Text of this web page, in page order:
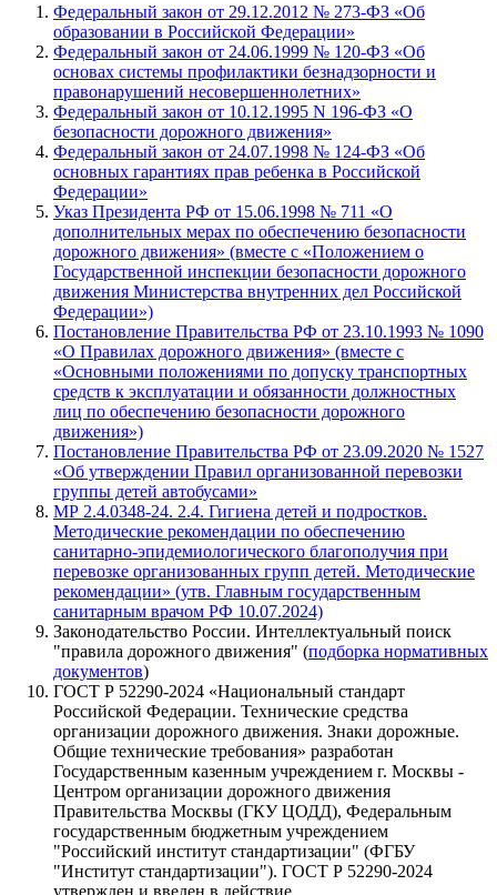
Федеральный закон от 29.12.2012 № 273-ФЗ «Об
образовании в Российской Федерации»
Федеральный закон от 24.06.1999 № 120-ФЗ «Об
основах системы профилактики безнадзорности и
правонарушений несовершеннолетних»
Федеральный закон от 10.12.1995 N 196-ФЗ «О
безопасности дорожного движения»
Федеральный закон от 24.07.1998 № 124-ФЗ «Об
основных гарантиях прав ребенка в Российской
Федерации»
Указ Президента РФ от 15.06.1998 № 711 «О
дополнительных мерах по обеспечению безопасности
дорожного движения» (вместе с «Положением о
Государственной инспекции безопасности дорожного
движения Министерства внутренних дел Российской
Федерации»)
Постановление Правительства РФ от 23.10.1993 № 1090
«О Правилах дорожного движения» (вместе с
«Основными положениями по допуску транспортных
средств к эксплуатации и обязанности должностных
лиц по обеспечению безопасности дорожного
движения»)
Постановление Правительства РФ от 23.09.2020 № 1527
«Об утверждении Правил организованной перевозки
группы детей автобусами»
МР 2.4.0348-24. 2.4. Гигиена детей и подростков.
Методические рекомендации по обеспечению
санитарно-эпидемиологического благополучия при
перевозке организованных групп детей. Методические
рекомендации» (утв. Главным государственным
санитарным врачом РФ 10.07.2024)
Законодательство России. Интеллектуальный поиск
"правила дорожного движения" (подборка нормативных
документов)
ГОСТ Р 52290-2024 «Национальный стандарт
Российской Федерации. Технические средства
организации дорожного движения. Знаки дорожные.
Общие технические требования» разработан
Государственным казенным учреждением г. Москвы -
Центром организации дорожного движения
Правительства Москвы (ГКУ ЦОДД), Федеральным
государственным бюджетным учреждением
"Российский институт стандартизации" (ФГБУ
"Институт стандартизации"). ГОСТ Р 52290-2024
утвержден и введен в действие